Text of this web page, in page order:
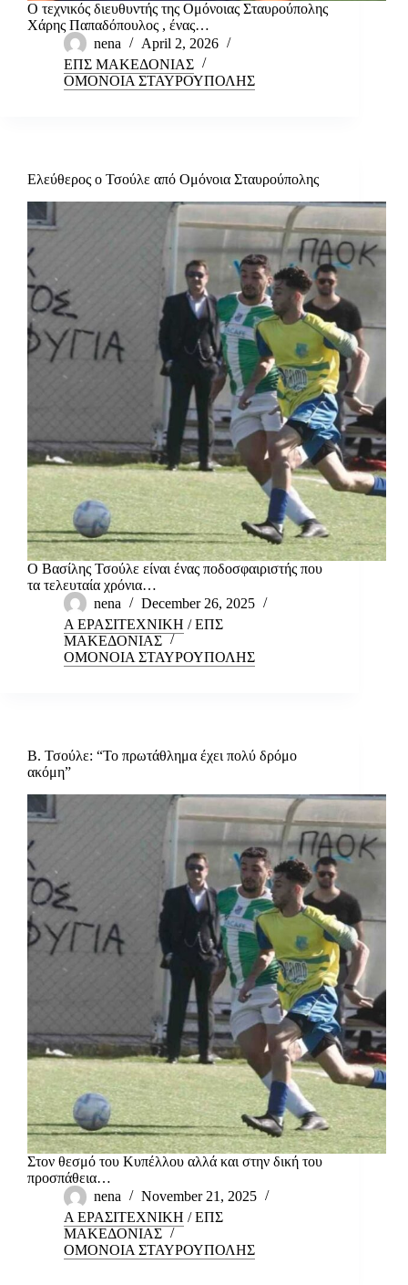
Ο τεχνικός διευθυντής της Ομόνοιας Σταυρούπολης
Χάρης Παπαδόπουλος , ένας…
nena
April 2, 2026
ΕΠΣ ΜΑΚΕΔΟΝΙΑΣ
ΟΜΟΝΟΙΑ ΣΤΑΥΡΟΥΠΟΛΗΣ
Ελεύθερος ο Τσούλε από Ομόνοια Σταυρούπολης
Ο Βασίλης Τσούλε είναι ένας ποδοσφαιριστής που
τα τελευταία χρόνια…
nena
December 26, 2025
Α ΕΡΑΣΙΤΕΧΝΙΚΗ /ΕΠΣ
ΜΑΚΕΔΟΝΙΑΣ
ΟΜΟΝΟΙΑ ΣΤΑΥΡΟΥΠΟΛΗΣ
Β. Τσούλε: “Το πρωτάθλημα έχει πολύ δρόμο
ακόμη”
Στον θεσμό του Κυπέλλου αλλά και στην δική του
προσπάθεια…
nena
November 21, 2025
Α ΕΡΑΣΙΤΕΧΝΙΚΗ /ΕΠΣ
ΜΑΚΕΔΟΝΙΑΣ
ΟΜΟΝΟΙΑ ΣΤΑΥΡΟΥΠΟΛΗΣ